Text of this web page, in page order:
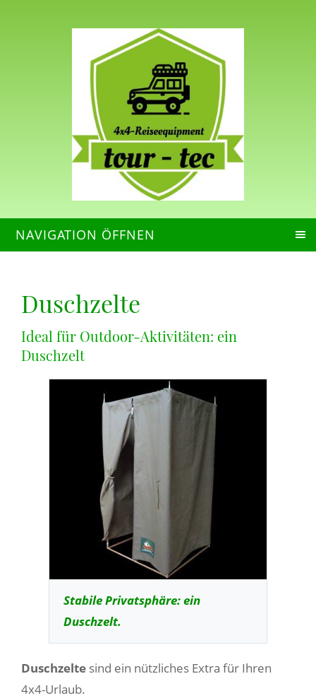
NAVIGATION ÖFFNEN
Duschzelte
Ideal für Outdoor-Aktivitäten: ein
Duschzelt
Stabile Privatsphäre: ein
Duschzelt.
Duschzelte sind ein nützliches Extra für Ihren
4x4-Urlaub.